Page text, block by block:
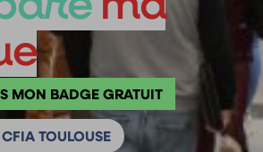
MON BADGE GRATUIT
TOULOUSE